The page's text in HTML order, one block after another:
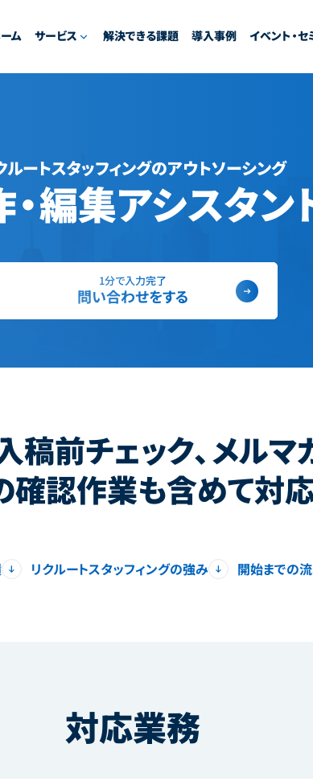
ム サービス 解決できる課題 導入事例 イベント・セ
ルートスタッフィングのアウトソーシング
・編集アシスタン
1分で入力完了
問い合わせをする
稿前チェック、メルマ
確認作業も含めて対
リクルートスタッフィングの強み 開始までの
対応業務